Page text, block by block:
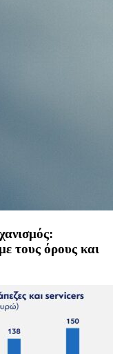
τους όρους και